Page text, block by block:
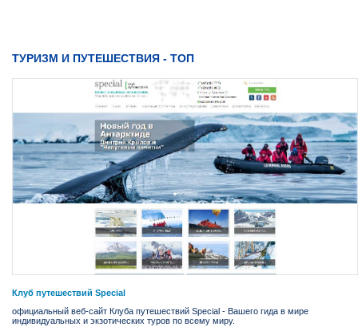
ТУРИЗМ И ПУТЕШЕСТВИЯ - ТОП
Клуб путешествий Special
официальный веб-сайт Клуба путешествий Special - Вашего гида в мире
индивидуальных и экзотических туров по всему миру.